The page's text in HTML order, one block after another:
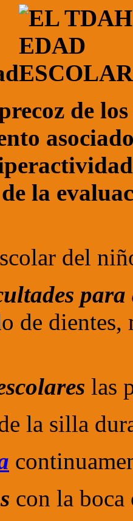
de
la
del
de
las
la silla
con la boca